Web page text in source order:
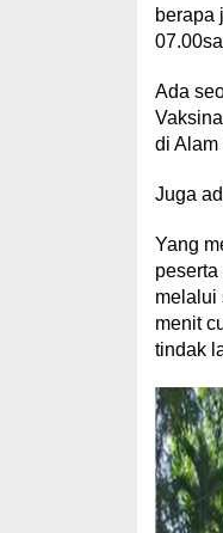
berapa
Ada
di Alam
Juga
Yang
melalui
menit
tindak